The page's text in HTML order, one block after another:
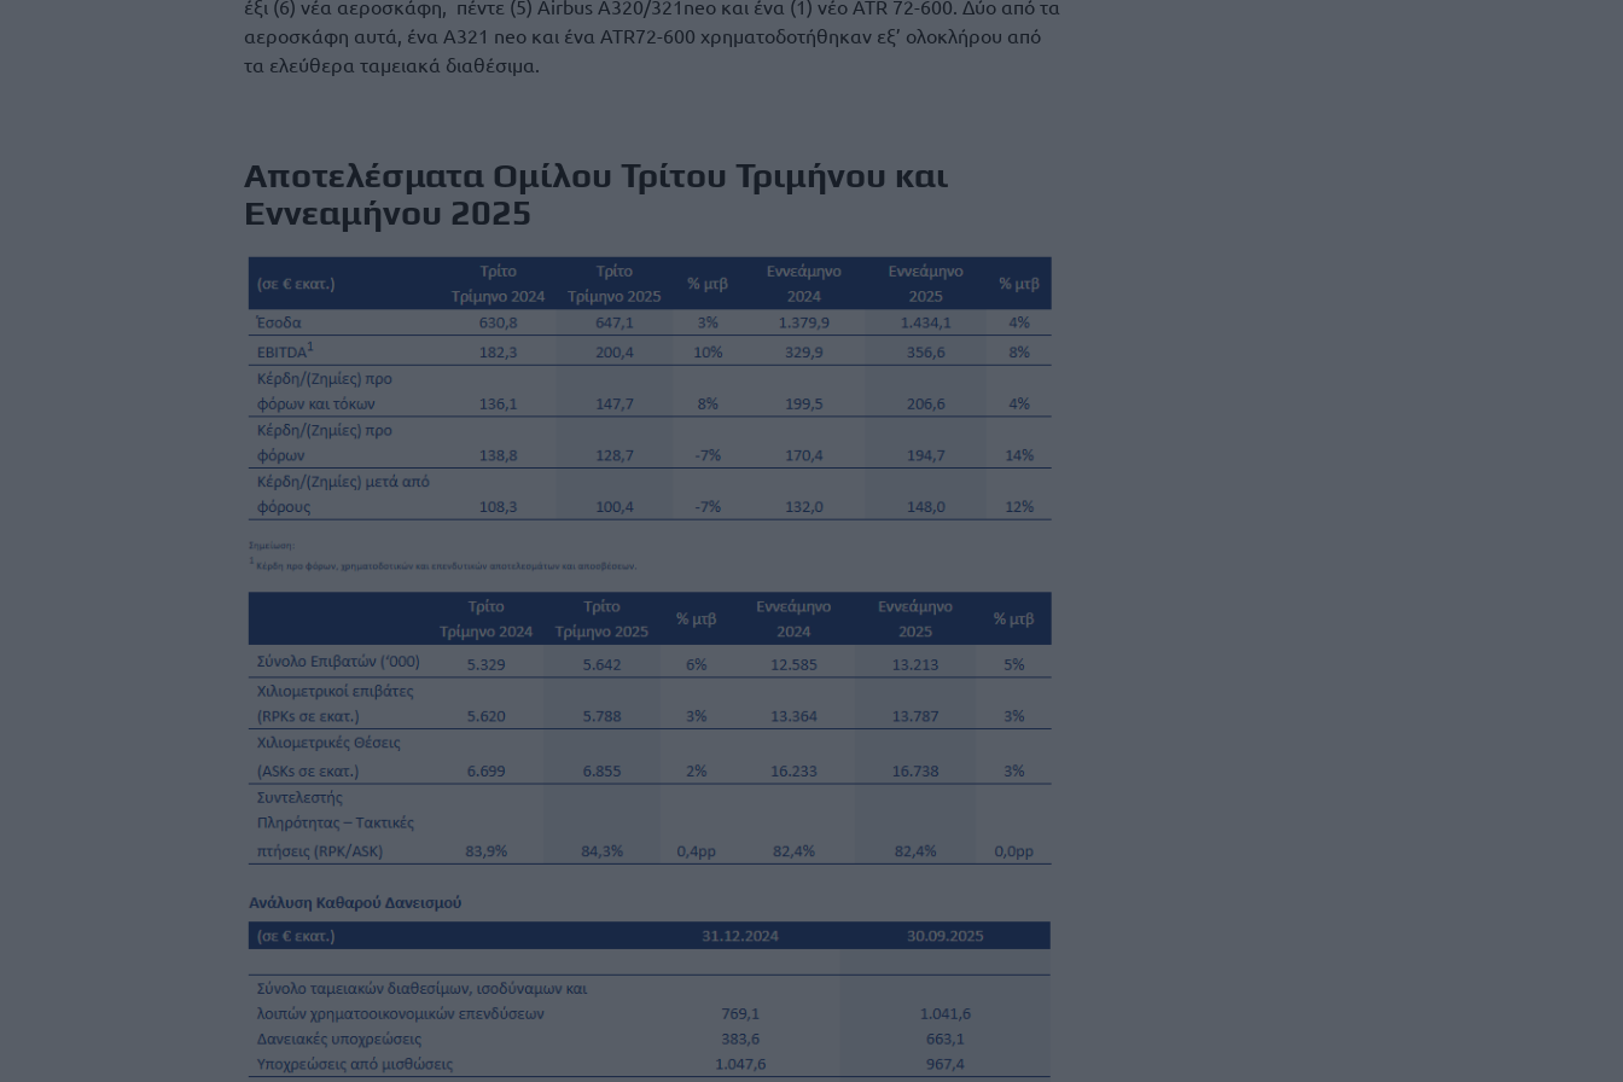
έξι (6) νέα αεροσκάφη, πέντε (5) Airbus A320/321neo και ένα (1) νέο ATR 72-600. Δύο από τα
αεροσκάφη αυτά, ένα A321 neo και ένα ATR72-600 χρηματοδοτήθηκαν εξ’ ολοκλήρου από
τα ελεύθερα ταμειακά διαθέσιμα.
Αποτελέσματα Ομίλου Τρίτου Τριμήνου και
Εννεαμήνου 2025